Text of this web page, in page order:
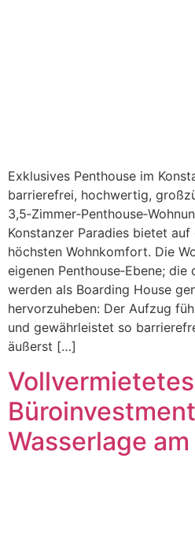
Exklusives Penthouse im
barrierefrei, hochwertig,
Konstanzer Paradies bietet auf
höchsten Wohnkomfort. Die
eigenen Penthouse‑Ebene;
werden als Boarding House
hervorzuheben: Der Aufzug
und gewährleistet so
äußerst […]
Vollvermietetes
Wasserlage